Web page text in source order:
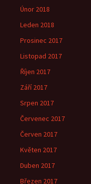
Únor 2018
Leden 2018
Prosinec 2017
Listopad 2017
Říjen 2017
Září 2017
Srpen 2017
Červenec 2017
Červen 2017
Květen 2017
Duben 2017
Březen 2017